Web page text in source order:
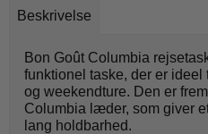
Beskrivelse
Bon Goût Columbia
funktionel taske, der er
og weekendture. Den er
Columbia læder, som giver
lang holdbarhed.